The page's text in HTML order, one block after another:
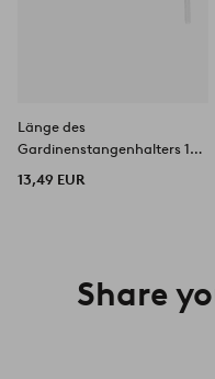
Länge des
Gardinenstangenhalters 10-
13,49 EUR
Share